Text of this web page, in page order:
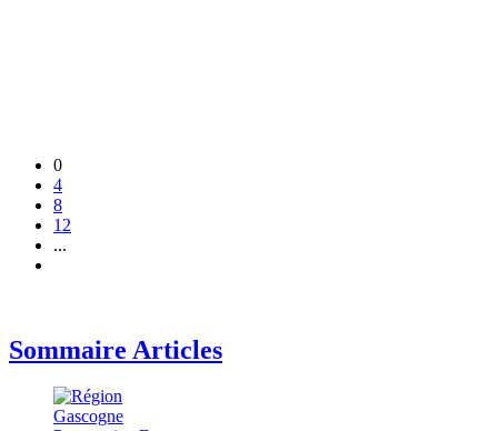
0
4
8
12
...
Sommaire Articles